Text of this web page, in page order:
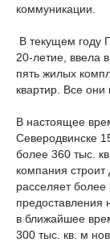
коммуникации.
В текущем году
20-летие, ввела
пять жилых
квартир. Все
В настоящее
Северодвинске
более 360 тыс.
компания строит
расселяет
в ближайшее
300 тыс. кв. м